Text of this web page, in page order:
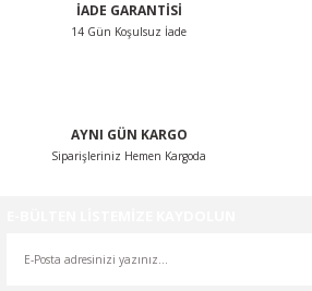
İADE GARANTİSİ
14 Gün Koşulsuz İade
AYNI GÜN KARGO
Siparişleriniz Hemen Kargoda